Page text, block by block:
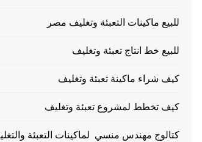
للبيع ماكينات التعبئة وتغليف مصر
للبيع خط انتاج تعبئة وتغليف
كيف شراء ماكينة تعبئة وتغليف
كيف تخطط لمشروع تعبئة وتغليف
كتالوج مهندس منسي لماكينات التعبئة